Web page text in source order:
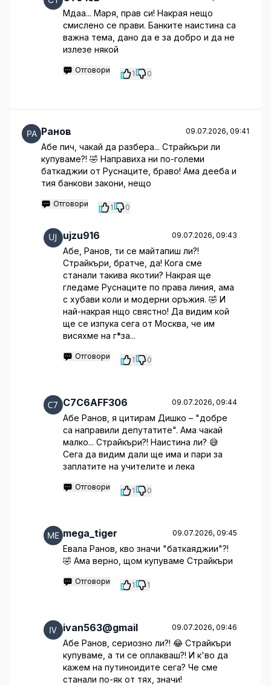
Мдаа... Маря, прав си! Накрая нещо
смислено се прави. Банките наистина са
важна тема, дано да е за добро и да не
излезе някой
Отговори 1 0
Ранов 09.07.2026, 09:41
Абе пич, чакай да разбера... Страйкъри ли
купуваме?! 🤣 Направиха ни по-големи
баткаджии от Руснаците, браво! Ама дееба и
тия банкови закони, нещо
Отговори 1 0
ujzu916 09.07.2026, 09:43
Абе, Ранов, ти се майтапиш ли?!
Страйкъри, братче, да! Кога сме
станали такива якотии? Накрая ще
гледаме Руснаците по права линия, ама
с хубави коли и модерни оръжия. 🤣 И
най-накрая нщо свястно! Да видим кой
ще се изпука сега от Москва, че им
висяхме на г*за...
Отговори 1 0
C7C6AFF306 09.07.2026, 09:44
Абе Ранов, я цитирам Дишко – "добре
са направили депутатите". Ама чакай
малко... Страйкъри?! Наистина ли? 😅
Сега да видим дали ще има и пари за
заплатите на учителите и лека
Отговори 1 0
mega_tiger 09.07.2026, 09:45
Евала Ранов, кво значи "баткаяджии"?!
🤣 Ама верно, щом купуваме Страйкъри
Отговори 1 1
ivan563@gmail 09.07.2026, 09:46
Абе Ранов, сериозно ли?! 😂 Страйкъри
купуваме, а ти се оплакваш?! И к'во да
кажем на путиноидите сега? Че сме
станали по-як от тях, значи!